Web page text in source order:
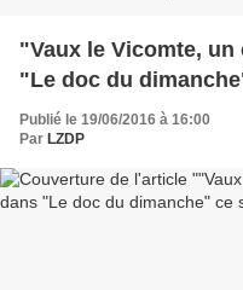
"Vaux le Vicomte,
"Le doc du
Publié le 19/06/2016 à 16:00
Par LZDP